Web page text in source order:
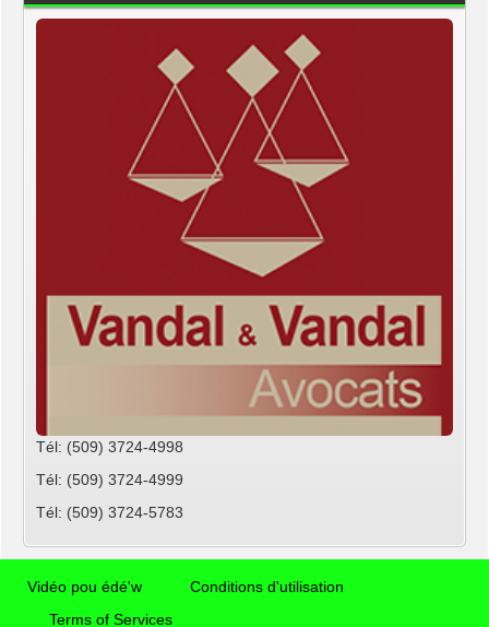
Tél: (509) 3724-4998
Tél: (509) 3724-4999
Tél: (509) 3724-5783
Vidéo pou édé'w
Conditions d'utilisation
Terms of Services